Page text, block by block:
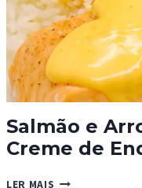
Salmão e
Creme de
LER MAIS SALMÃO